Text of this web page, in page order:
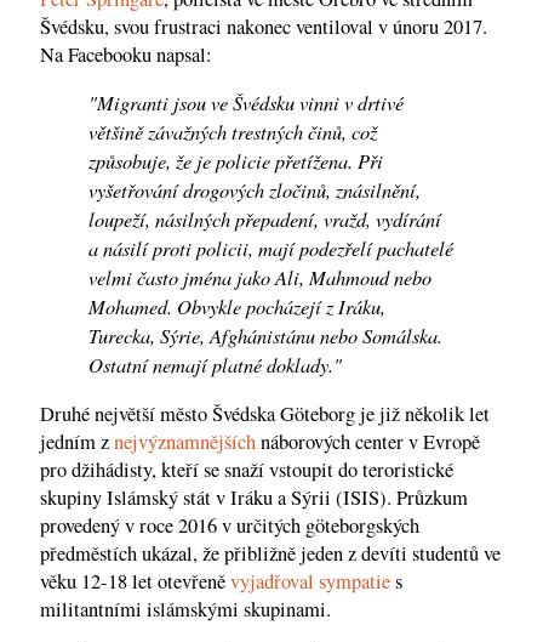
Švédsku, svou frustraci nakonec ventiloval v únoru 2017.
Na Facebooku napsal:
"Migranti jsou ve Švédsku vinni v drtivé
většině závažných trestných činů, což
způsobuje, že je policie přetížena. Při
vyšetřování drogových zločinů, znásilnění,
loupeží, násilných přepadení, vražd, vydírání
a násilí proti policii, mají podezřelí pachatelé
velmi často jména jako Ali, Mahmoud nebo
Mohamed. Obvykle pocházejí z Iráku,
Turecka, Sýrie, Afghánistánu nebo Somálska.
Ostatní nemají platné doklady."
Druhé největší město Švédska Göteborg je již několik let
jedním znejvýznamnějšíchnáborových center v Evropě
pro džihádisty, kteří se snaží vstoupit do teroristické
skupiny Islámský stát v Iráku a Sýrii (ISIS). Průzkum
provedený v roce 2016 v určitých göteborgských
předměstích ukázal, že přibližně jeden z devíti studentů ve
věku 12-18 let otevřeněvyjadřoval sympaties
militantními islámskými skupinami.